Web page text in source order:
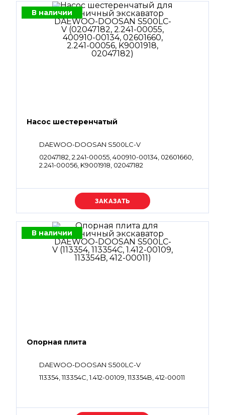
В наличии
Насос шестеренчатый
DAEWOO-DOOSAN S500LC-V
02047182, 2.241-00055, 400910-00134, 02601660,
2.241-00056, K9001918, 02047182
Уточняйте цену
В наличии
Опорная плита
DAEWOO-DOOSAN S500LC-V
113354, 113354C, 1.412-00109, 113354B, 412-00011